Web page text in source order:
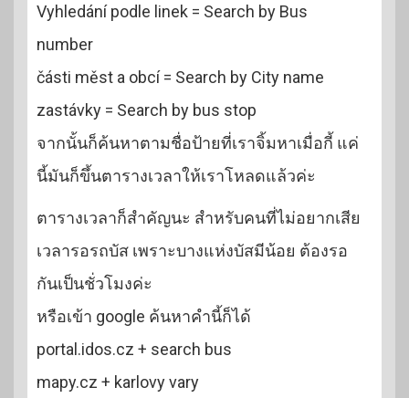
Vyhledání podle linek = Search by Bus
number
části měst a obcí = Search by City name
zastávky = Search by bus stop
จากนั้นก็ค้นหาตามชื่อป้ายที่เราจิ้มหาเมื่อกี้ แค่
นี้มันก็ขึ้นตารางเวลาให้เราโหลดแล้วค่ะ
ตารางเวลาก็สำคัญนะ สำหรับคนที่ไม่อยากเสีย
เวลารอรถบัส เพราะบางแห่งบัสมีน้อย ต้องรอ
กันเป็นชั่วโมงค่ะ
หรือเข้า google ค้นหาคำนี้ก็ได้
portal.idos.cz + search bus
mapy.cz + karlovy vary